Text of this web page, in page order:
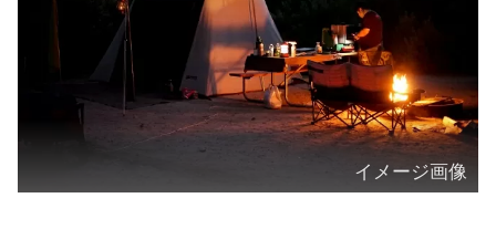
イメージ画像